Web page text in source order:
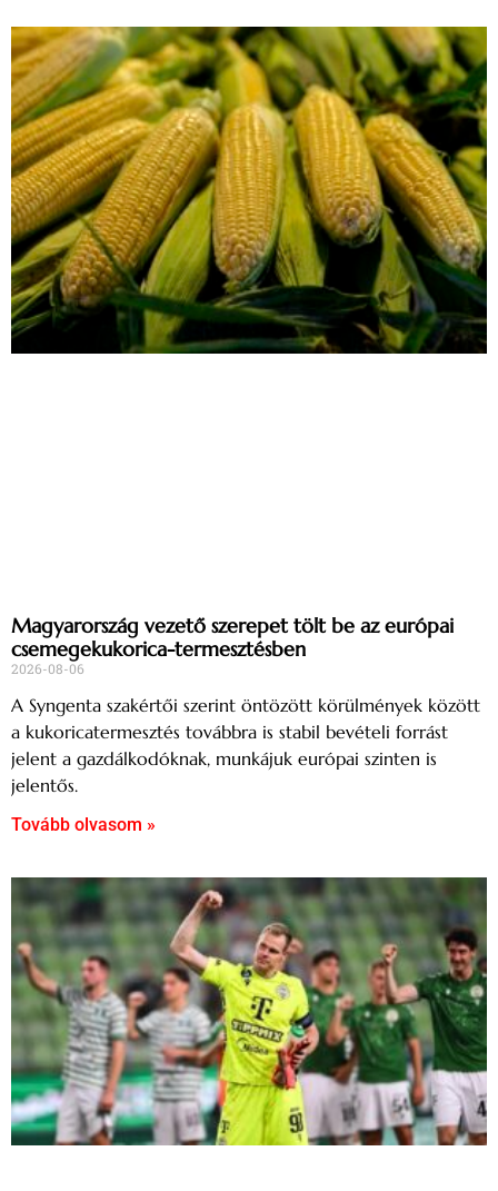
Magyarország vezető szerepet tölt be az európai
csemegekukorica-termesztésben
2026-08-06
A Syngenta szakértői szerint öntözött körülmények között
a kukoricatermesztés továbbra is stabil bevételi forrást
jelent a gazdálkodóknak, munkájuk európai szinten is
jelentős.
Tovább olvasom »